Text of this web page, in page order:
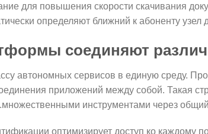
для повышения скорости скачивания
определяют ближний к абоненту узел
соединяют
автономных сервисов в единую среду.
приложений между собой. Такая
множественными инструментами через
оптимизирует доступ ко каждому